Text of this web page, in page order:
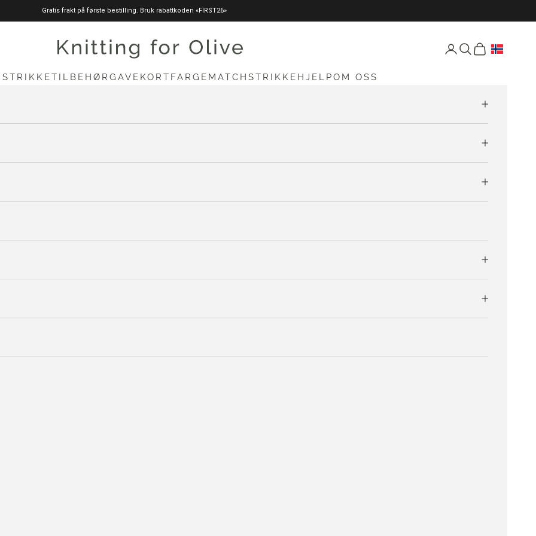
Gratis frakt på første bestilling. Bruk rabattkoden «FIRST26»
knittingforolive.com Åpne konto-siden
Åpne søk
Åpen vogn
STRIKKETILBEHØR GAVEKORT FARGEMATCH STRIKKEHJELPOM OSS